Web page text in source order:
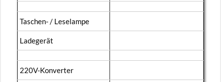
Ta­schen- / Le­se­lam­pe
La­de­ge­rät
220V-Kon­ver­ter